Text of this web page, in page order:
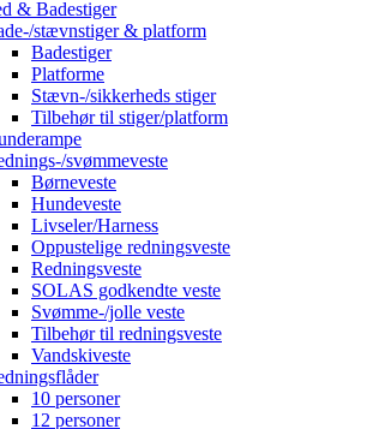
& Badestiger
stævnstiger & platform
Badestiger
Platforme
Stævn-/sikkerheds stiger
Tilbehør til stiger/platform
svømmeveste
Børneveste
Hundeveste
Livseler/Harness
Oppustelige redningsveste
Redningsveste
SOLAS godkendte veste
Svømme-/jolle veste
Tilbehør til redningsveste
Vandskiveste
10 personer
12 personer